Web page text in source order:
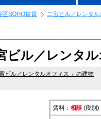
区SOHO賃貸 二宮ビル／レンタル
ビル／レンタ
ビル／レンタルオフィス 」の建物
賃料： 相談 (税別)